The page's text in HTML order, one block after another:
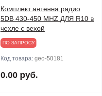
Комплект антенна радио
5DB 430-450 MHZ ДЛЯ R10 в
чехле с вехой
ПО ЗАПРОСУ
Код товара: geo-50181
0.00 руб.